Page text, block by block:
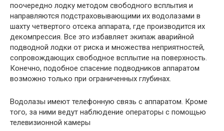
поочередно лодку методом свободного всплытия и
направляются подстраховывающими их водолазами в
шахту четвертого отсека аппарата, где производится их
декомпрессия. Все это избавляет экипаж аварийной
подводной лодки от риска и множества неприятностей,
сопровождающих свободное всплытие на поверхность.
Конечно, подобное спасение подводников аппаратом
возможно только при ограниченных глубинах.
Водолазы имеют телефонную связь с аппаратом. Кроме
того, за ними ведут наблюдение операторы с помощью
телевизионной камеры